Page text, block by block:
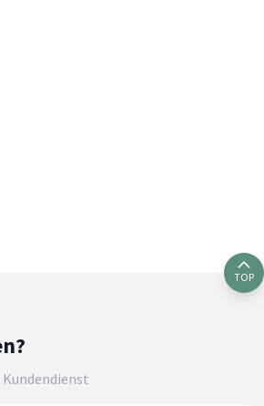
TOP